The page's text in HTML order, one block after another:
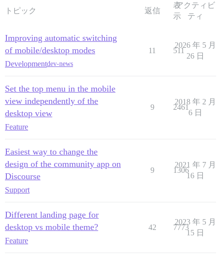
トピック 返信
表
示
アクティビ
ティ
Improving automatic switching
of mobile/desktop modes
Developmentdev-news
11 511
2026 年 5 月
26 日
Set the top menu in the mobile
view independently of the
desktop view
Feature
9 2461
2018 年 2 月
6 日
Easiest way to change the
design of the community app on
Discourse
Support
9 1306
2021 年 7 月
16 日
Different landing page for
desktop vs mobile theme?
Feature
42 7773
2023 年 5 月
15 日